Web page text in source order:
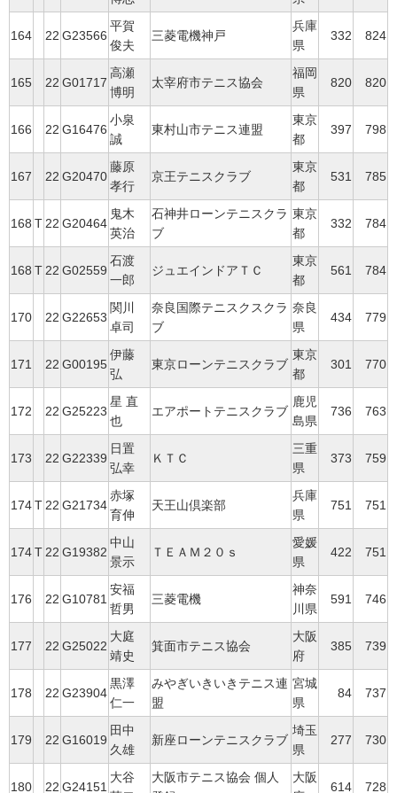
164 22 G23566
平賀
俊夫
三菱電機神戸
兵庫
県
332 824
165 22 G01717
高瀬
博明
太宰府市テニス協会
福岡
県
820 820
166 22 G16476
小泉
誠
東村山市テニス連盟
東京
都
397 798
167 22 G20470
藤原
孝行
京王テニスクラブ
東京
都
531 785
168 T 22 G20464
鬼木
英治
石神井ローンテニスクラ
ブ
東京
都
332 784
168 T 22 G02559
石渡
一郎
ジュエインドアＴＣ
東京
都
561 784
170 22 G22653
関川
卓司
奈良国際テニスクスクラ
ブ
奈良
県
434 779
171 22 G00195
伊藤
弘
東京ローンテニスクラブ
東京
都
301 770
172 22 G25223
星 直
也
エアポートテニスクラブ
鹿児
島県
736 763
173 22 G22339
日置
弘幸
ＫＴＣ
三重
県
373 759
174T 22 G21734
赤塚
育伸
天王山倶楽部
兵庫
県
751 751
174T 22 G19382
中山
景示
ＴＥＡＭ２０ｓ
愛媛
県
422 751
176 22 G10781
安福
哲男
三菱電機
神奈
川県
591 746
177 22 G25022
大庭
靖史
箕面市テニス協会
大阪
府
385 739
178 22 G23904
黒澤
仁一
みやぎいきいきテニス連
盟
宮城
県
84 737
179 22 G16019
田中
久雄
新座ローンテニスクラブ
埼玉
県
277 730
180 22 G24151
大谷
大阪市テニス協会 個人
大阪
614 728